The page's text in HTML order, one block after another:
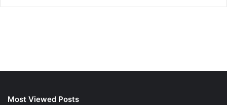
Most Viewed Posts